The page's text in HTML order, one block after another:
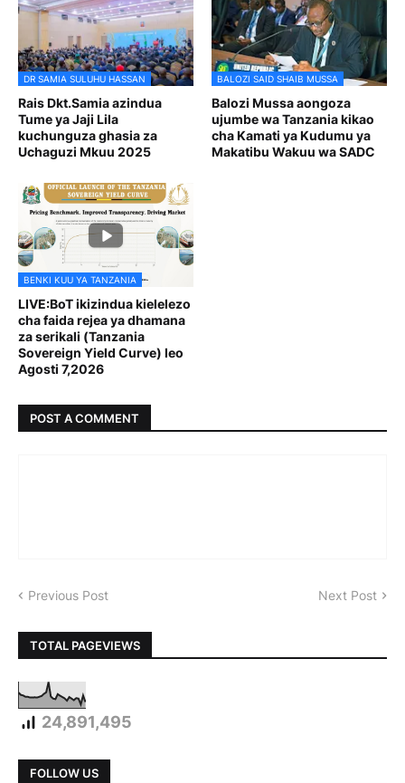
DR SAMIA SULUHU HASSAN
Rais Dkt.Samia azindua
Tume ya Jaji Lila
kuchunguza ghasia za
Uchaguzi Mkuu 2025
BALOZI SAID SHAIB MUSSA
Balozi Mussa aongoza
ujumbe wa Tanzania kikao
cha Kamati ya Kudumu ya
Makatibu Wakuu wa SADC
BENKI KUU YA TANZANIA
LIVE:BoT ikizindua kielelezo
cha faida rejea ya dhamana
za serikali (Tanzania
Sovereign Yield Curve) leo
Agosti 7,2026
POST A COMMENT
Previous Post Next Post
TOTAL PAGEVIEWS
24,891,495
FOLLOW US